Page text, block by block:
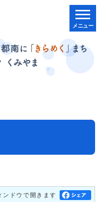
メニュー
ンドウで開きます